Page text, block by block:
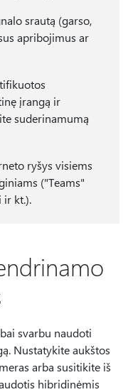
srautą (garso,
apribojimus ar
įrangą ir
suderinamumą
ryšys visiems
("Teams"
kt.).
svarbu naudoti
Nustatykite aukštos
arba susitikite iš
hibridinėmis